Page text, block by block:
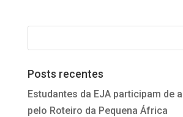
Posts recentes
Estudantes da EJA participam de
pelo Roteiro da Pequena África